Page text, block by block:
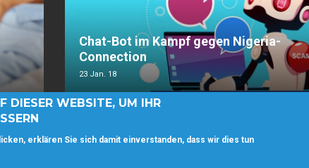
Chat-Bot im Kampf gegen Nigeria-
Connection
23 Jan. 18
Copyright © BesteWahl.net. Alle Rechte vorbehalten.
DIESER WEBSITE, UM IHR
erklären Sie sich damit einverstanden, dass wir dies tun